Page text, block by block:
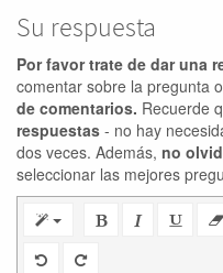
Su respuesta
Por favor trate de dar una
comentar sobre la pregunta
de comentarios. Recuerde
respuestas - no hay
dos veces. Además, no
seleccionar las mejores